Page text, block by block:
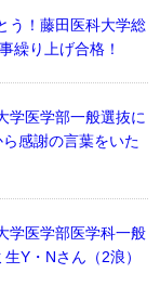
う！藤田医科大学総
繰り上げ合格！
学医学部一般選抜に
感謝の言葉をいた
学医学部医学科一般
Y・Nさん（2浪）